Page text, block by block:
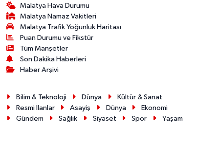
Malatya Hava Durumu
Malatya Namaz Vakitleri
Malatya Trafik Yoğunluk Haritası
Puan Durumu ve Fikstür
Tüm Manşetler
Son Dakika Haberleri
Haber Arşivi
Bilim & Teknoloji Dünya
Kültür & Sanat
Resmi İlanlar
Asayiş Dünya
Ekonomi
Gündem
Sağlık Siyaset Spor Yaşam